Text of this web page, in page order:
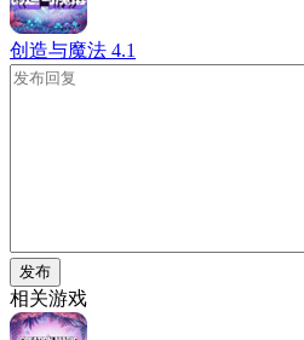
创造与魔法 4.1
发布
相关游戏